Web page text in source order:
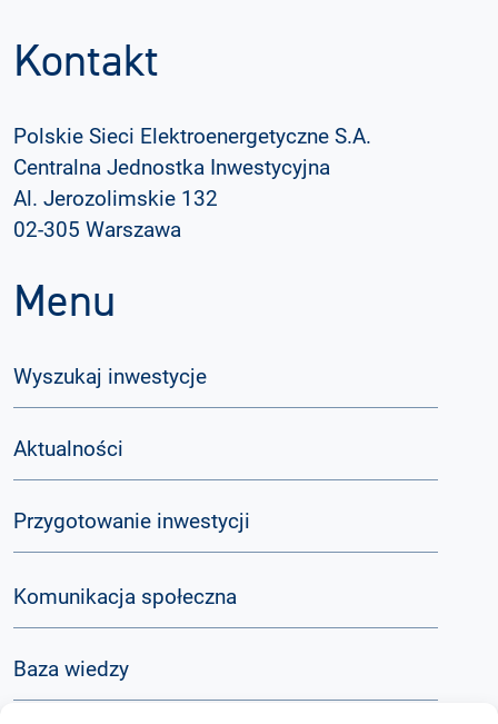
Kontakt
Polskie Sieci Elektroenergetyczne S.A.
Centralna Jednostka Inwestycyjna
Al. Jerozolimskie 132
02-305 Warszawa
Menu
Wyszukaj inwestycje
Aktualności
Przygotowanie inwestycji
Komunikacja społeczna
Baza wiedzy